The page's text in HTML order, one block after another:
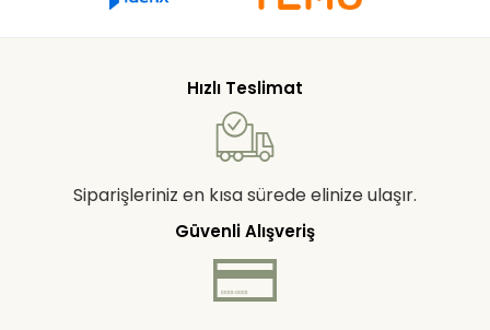
Hızlı Teslimat
Siparişleriniz en kısa sürede elinize ulaşır.
Güvenli Alışveriş